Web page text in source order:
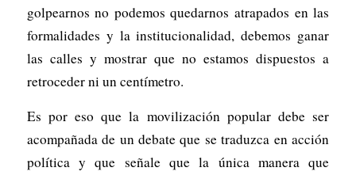
golpearnos no podemos quedarnos atrapados en las
formalidades y la institucionalidad, debemos ganar
las calles y mostrar que no estamos dispuestos a
retroceder ni un centímetro.
Es por eso que la movilización popular debe ser
acompañada de un debate que se traduzca en acción
política y que señale que la única manera que